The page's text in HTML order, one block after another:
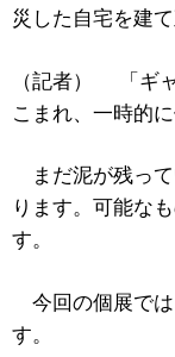
災した自宅を建
（記者） 「ギ
こまれ、一時的
まだ泥が残って
ります。可能な
す。
今回の個展では
す。